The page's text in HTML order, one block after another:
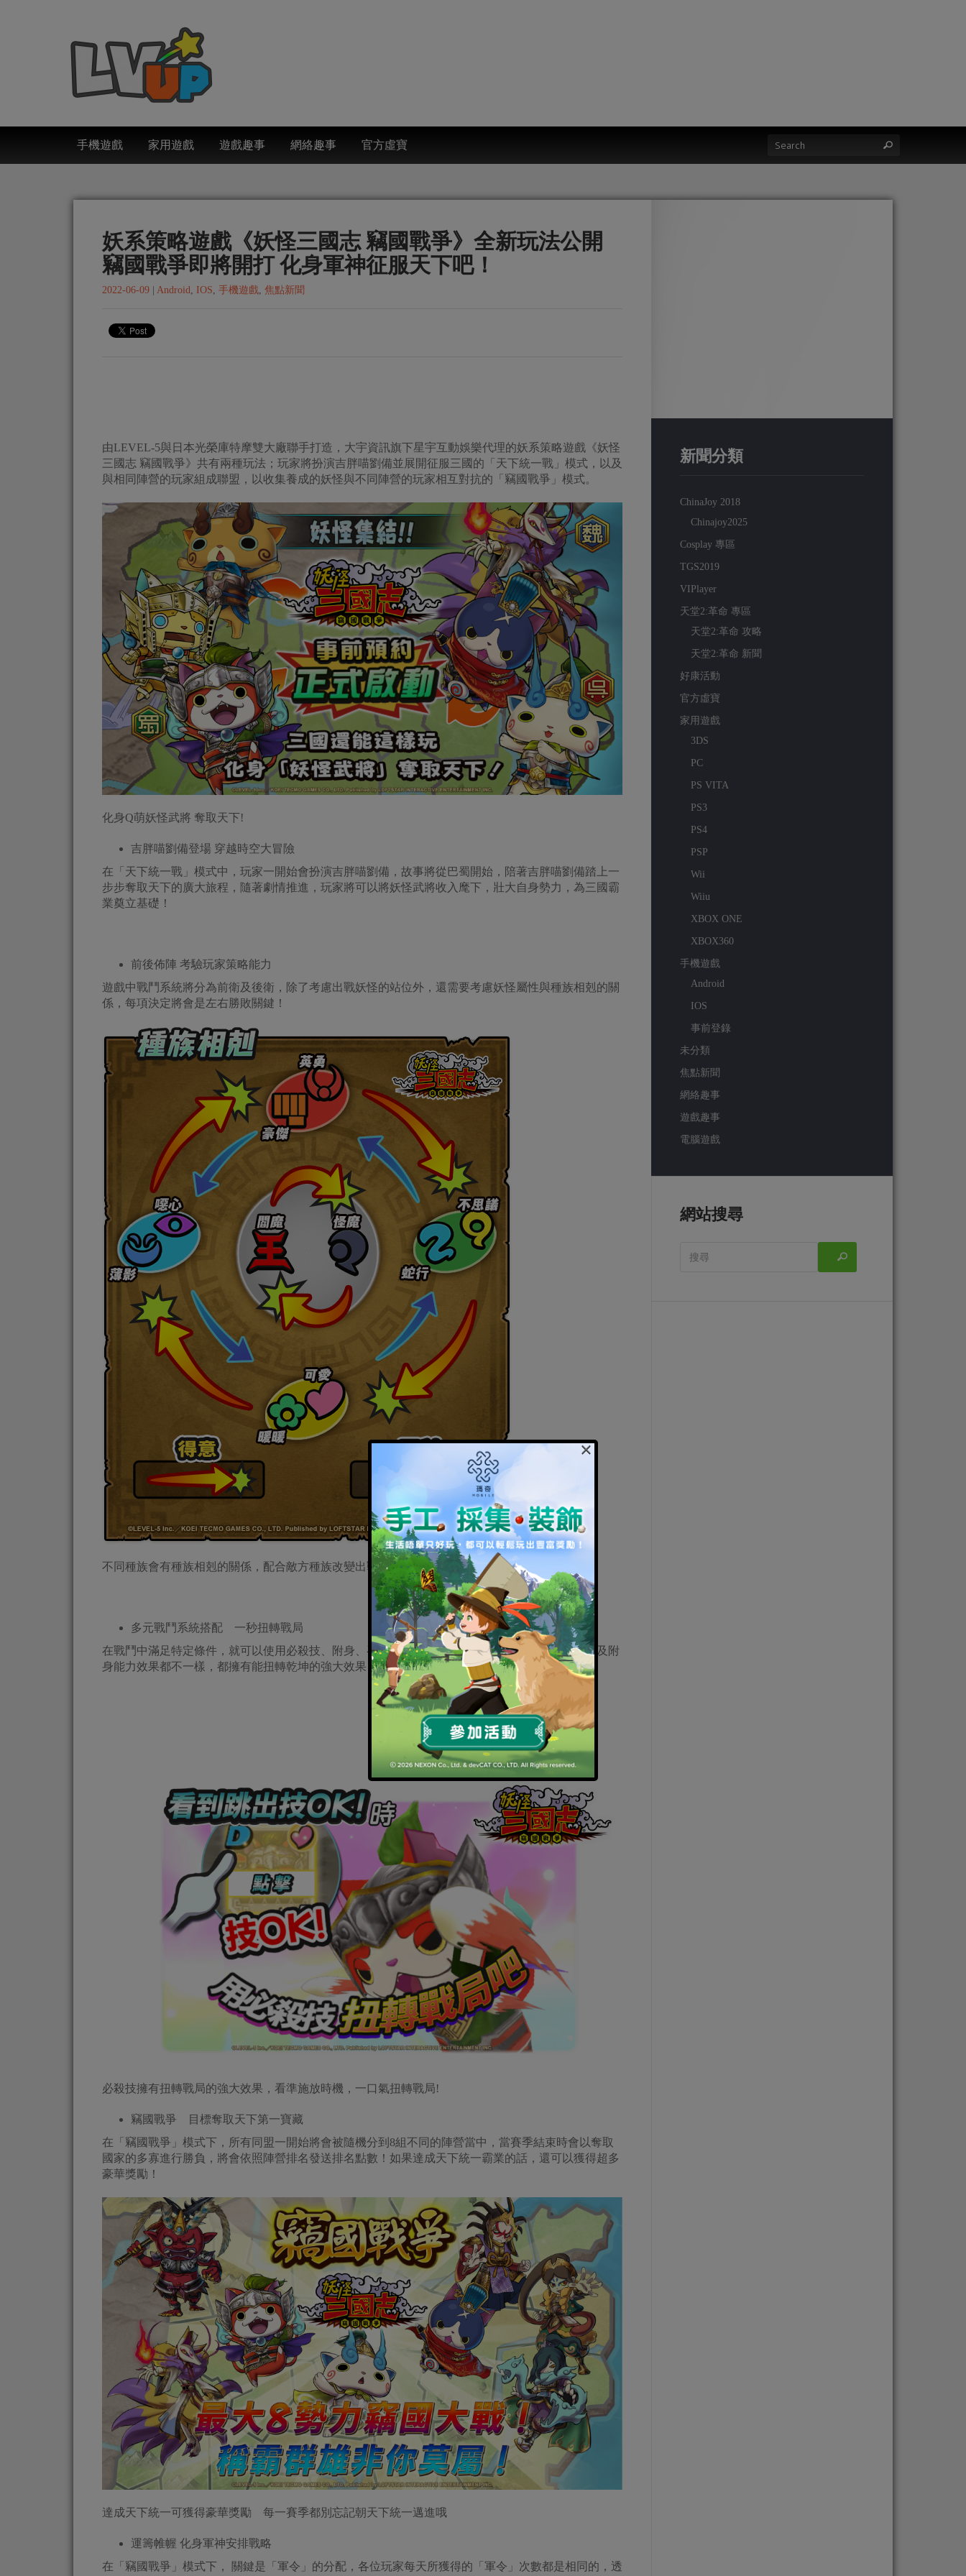
手機遊戲 家用遊戲 遊戲趣事 網絡趣事 官方虛寶
妖系策略遊戲《妖怪三國志 竊國戰爭》全新玩法公開
竊國戰爭即將開打 化身軍神征服天下吧！
2022-06-09 Android, IOS, 手機遊戲, 焦點新聞
由LEVEL-5與日本光榮庫特摩雙大廠聯手打造，大宇資訊旗下星宇互動娛樂代理的妖系策略遊戲《妖怪
三國志 竊國戰爭》共有兩種玩法；玩家將扮演吉胖喵劉備並展開征服三國的「天下統一戰」模式，以及
與相同陣營的玩家組成聯盟，以收集養成的妖怪與不同陣營的玩家相互對抗的「竊國戰爭」模式。
化身Q萌妖怪武將 奪取天下!
吉胖喵劉備登場 穿越時空大冒險
在「天下統一戰」模式中，玩家一開始會扮演吉胖喵劉備，故事將從巴蜀開始，陪著吉胖喵劉備踏上一
步步奪取天下的廣大旅程，隨著劇情推進，玩家將可以將妖怪武將收入麾下，壯大自身勢力，為三國霸
業奠立基礎！
前後佈陣 考驗玩家策略能力
遊戲中戰鬥系統將分為前衛及後衛，除了考慮出戰妖怪的站位外，還需要考慮妖怪屬性與種族相剋的關
係，每項決定將會是左右勝敗關鍵！
不同種族會有種族相剋的關係，配合敵方種族改變出戰妖怪進而讓戰鬥更有利吧!
多元戰鬥系統搭配 一秒扭轉戰局
在戰鬥中滿足特定條件，就可以使用必殺技、附身、召喚軍魔神等的強力招式，每隻妖怪的必殺技及附
身能力效果都不一樣，都擁有能扭轉乾坤的強大效果，記得隨時依照戰況搭配使用哦！
必殺技擁有扭轉戰局的強大效果，看準施放時機，一口氣扭轉戰局!
竊國戰爭 目標奪取天下第一寶藏
在「竊國戰爭」模式下，所有同盟一開始將會被隨機分到8組不同的陣營當中，當賽季結束時會以奪取
國家的多寡進行勝負，將會依照陣營排名發送排名點數！如果達成天下統一霸業的話，還可以獲得超多
豪華獎勵！
達成天下統一可獲得豪華獎勵 每一賽季都別忘記朝天下統一邁進哦
運籌帷幄 化身軍神安排戰略
在「竊國戰爭」模式下， 關鍵是「軍令」的分配，各位玩家每天所獲得的「軍令」次數都是相同的，透
新聞分類
ChinaJoy 2018
Chinajoy2025
Cosplay 專區
TGS2019
VIPlayer
天堂2:革命 專區
天堂2:革命 攻略
天堂2:革命 新聞
好康活動
官方虛寶
家用遊戲
3DS
PC
PS VITA
PS3
PS4
PSP
Wii
Wiiu
XBOX ONE
XBOX360
手機遊戲
Android
IOS
事前登錄
未分類
焦點新聞
網絡趣事
遊戲趣事
電腦遊戲
網站搜尋
×